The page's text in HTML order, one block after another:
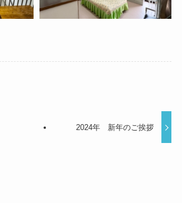
2024年 新年のご挨拶